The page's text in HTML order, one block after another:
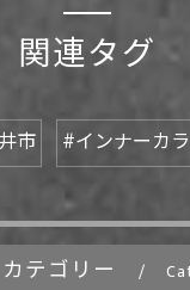
関連タグ
市 #インナーカ
カテゴリー